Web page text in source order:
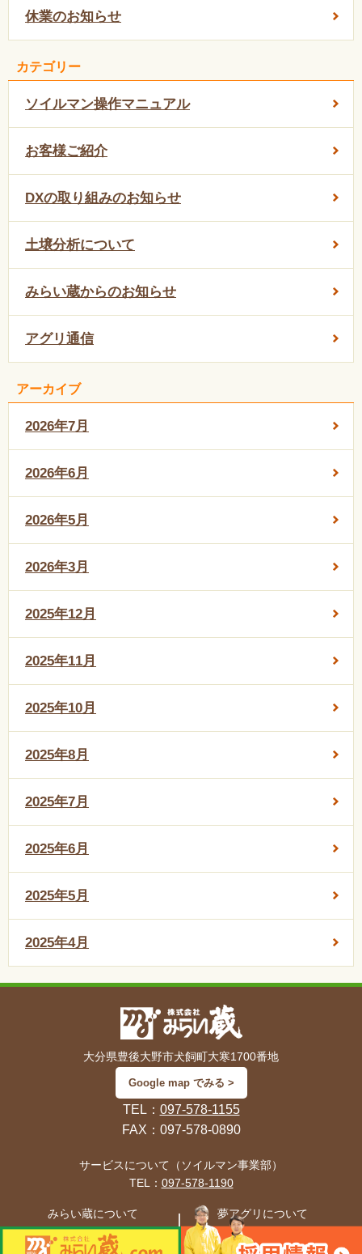
休業のお知らせ
カテゴリー
ソイルマン操作マニュアル
お客様ご紹介
DXの取り組みのお知らせ
土壌分析について
みらい蔵からのお知らせ
アグリ通信
アーカイブ
2026年7月
2026年6月
2026年5月
2026年3月
2025年12月
2025年11月
2025年10月
2025年8月
2025年7月
2025年6月
2025年5月
2025年4月
大分県豊後大野市犬飼町大寒1700番地
Google map でみる >
TEL： 097-578-1155
FAX：097-578-0890
サービスについて（ソイルマン事業部）
TEL： 097-578-1190
みらい蔵について
TEL：097-578-1155
夢アグリについて
TEL：097-578-1131